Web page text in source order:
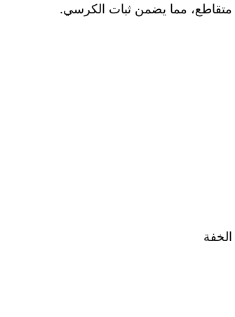
متقاطع، مما يضمن ثبات الكرسي.